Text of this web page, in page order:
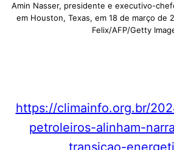
Amin Nasser, presidente e executivo-
em Houston, Texas, em 18 de março de
Felix/AFP/Getty
https://climainfo.org.br/
petroleiros-alinham-
transicao-